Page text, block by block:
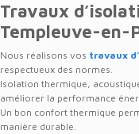
Travaux
Templeuve-en-
Nous réalisons vos travaux
respectueux des normes.
Isolation thermique,
améliorer la performance
Un bon confort thermique
manière durable.